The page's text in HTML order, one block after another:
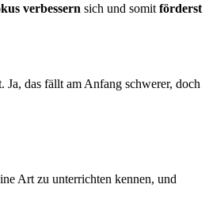
verbessern sich und somit förderst
das fällt am Anfang schwerer, doch
Art zu unterrichten kennen, und